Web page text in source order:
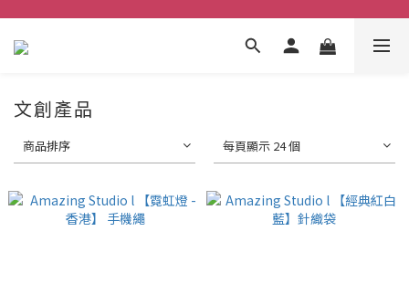
文創產品
商品排序 每頁顯示 24 個